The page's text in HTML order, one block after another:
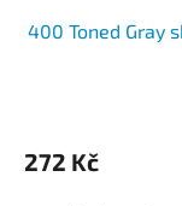
400 Toned Gray
272 Kč